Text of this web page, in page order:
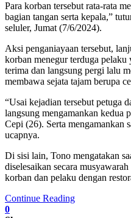
Para korban tersebut rata-rata
bagian tangan serta kepala,”
seluler, Jumat (7/6/2024).
Aksi penganiayaan tersebut,
korban menegur terduga
terima dan langsung pergi lalu
membawa sejata tajam berupa
“Usai kejadian tersebut petuga
langsung mengamankan kedua
Cepi (26). Serta mengamankan
ucapnya.
Di sisi lain, Tono mengatakan
diselesaikan secara
korban dan pelaku dengan
Continue Reading
0